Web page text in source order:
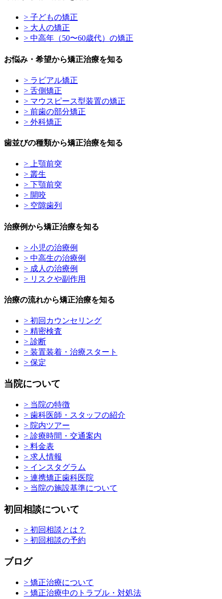
> 子どもの矯正
> 大人の矯正
> 中高年（50〜60歳代）の矯正
お悩み・希望から矯正治療を知る
> ラビアル矯正
> 舌側矯正
> マウスピース型装置の矯正
> 前歯の部分矯正
> 外科矯正
歯並びの種類から矯正治療を知る
> 上顎前突
> 叢生
> 下顎前突
> 開咬
> 空隙歯列
治療例から矯正治療を知る
> 小児の治療例
> 中高生の治療例
> 成人の治療例
> リスクや副作用
治療の流れから矯正治療を知る
> 初回カウンセリング
> 精密検査
> 診断
> 装置装着・治療スタート
> 保定
当院について
> 当院の特徴
> 歯科医師・スタッフの紹介
> 院内ツアー
> 診療時間・交通案内
> 料金表
> 求人情報
> インスタグラム
> 連携矯正歯科医院
> 当院の施設基準について
初回相談について
> 初回相談とは？
> 初回相談の予約
ブログ
> 矯正治療について
> 矯正治療中のトラブル・対処法